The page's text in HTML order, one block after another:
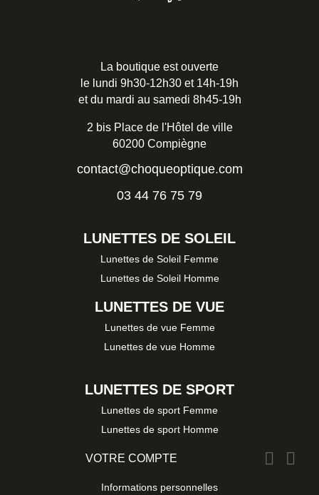
La boutique est ouverte
le lundi 9h30-12h30 et 14h-19h
et du mardi au samedi 8h45-19h
2 bis Place de l'Hôtel de ville
60200 Compiègne
contact@choqueoptique.com
03 44 76 75 79
LUNETTES DE SOLEIL
Lunettes de Soleil Femme
Lunettes de Soleil Homme
LUNETTES DE VUE
Lunettes de vue Femme
Lunettes de vue Homme
LUNETTES DE SPORT
Lunettes de sport Femme
Lunettes de sport Homme
VOTRE COMPTE  
Informations personnelles